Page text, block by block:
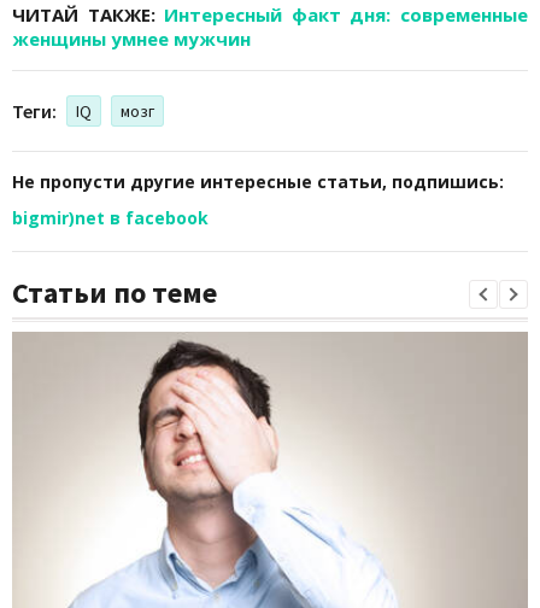
ЧИТАЙ ТАКЖЕ: Интересный факт дня: современные
женщины умнее мужчин
Теги: IQ мозг
Не пропусти другие интересные статьи, подпишись:
bigmir)net в facebook
Статьи по теме